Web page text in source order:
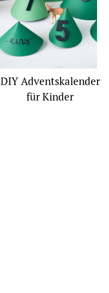
DIY Adventskalender
für Kinder